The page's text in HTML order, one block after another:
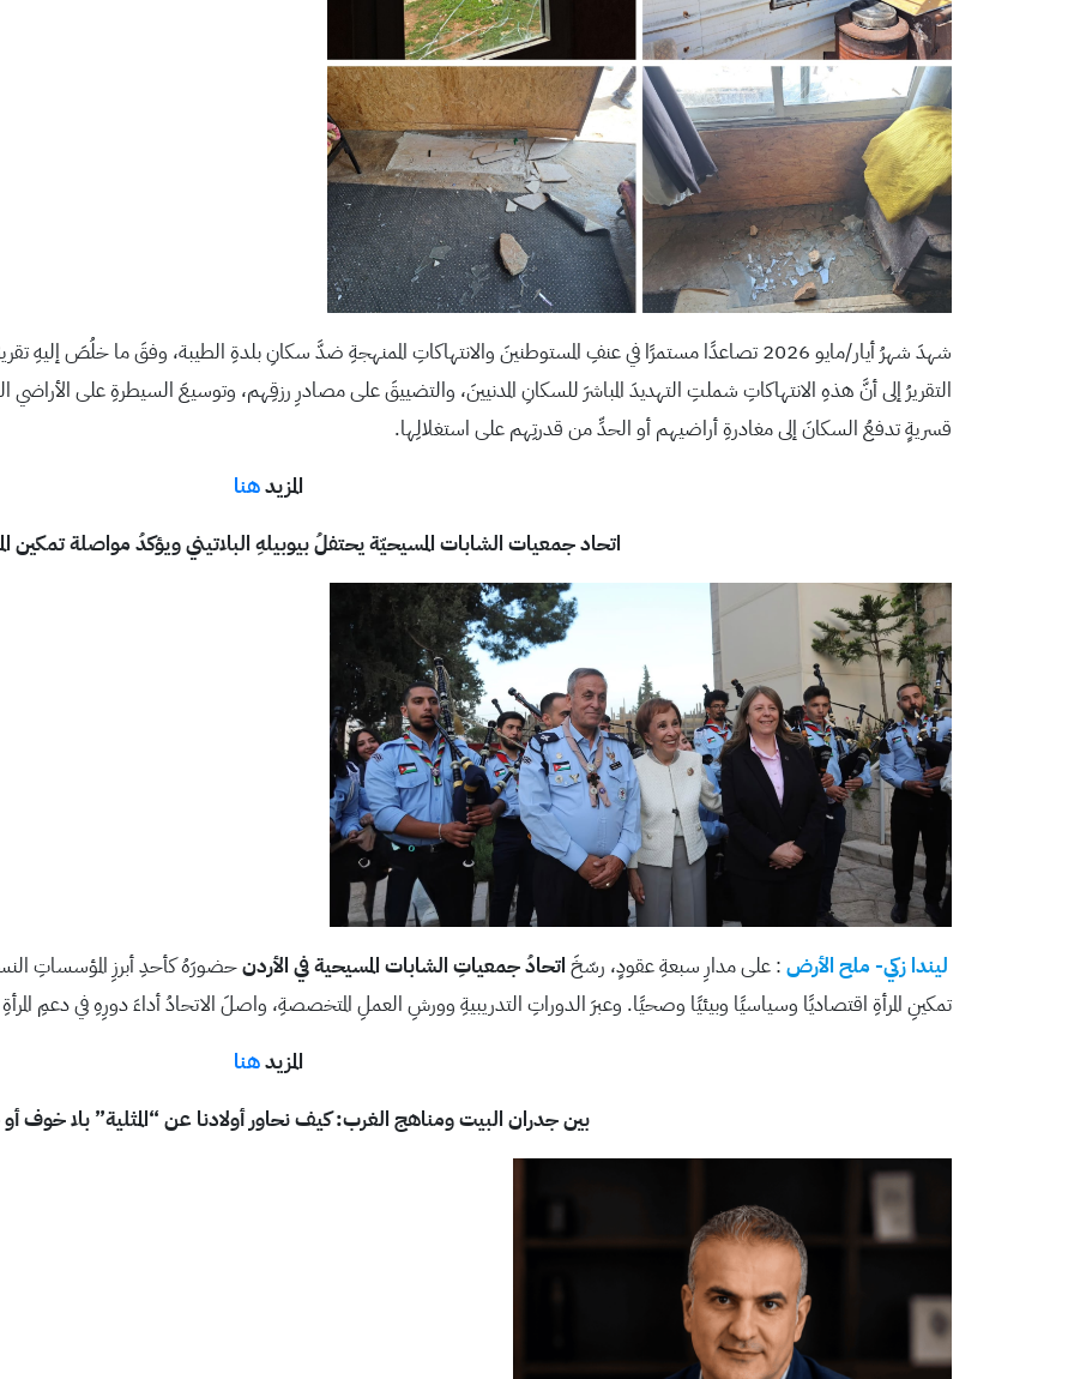
شهدَ شهرُ أيار/مايو 2026 تصاعدًا مستمرًا في عنفِ المستوطنينَ والانتهاكاتِ الممنهجةِ ضدَّ سكانِ بلدةِ الطيبة، وفقَ ما خلُصَ
التقريرُ إلى أنَّ هذهِ الانتهاكاتِ شملتِ التهديدَ المباشرَ للسكانِ المدنيينَ، والتضييقَ على مصادرِ رزقِهم، وتوسيعَ السيطرةِ على
قسريةٍ تدفعُ السكانَ إلى مغادرةِ أراضيهم أو الحدِّ من قدرتِهم على استغلالِها.
المزيدهنا
اتحاد جمعيات الشابات المسيحيّة يحتفلُ بيوبيلهِ البلاتيني ويؤكدُ مواصلة تمكين
ليندا زكي- ملح الأرض : على مدارِ سبعةِ عقودٍ، رسّخَ اتحادُ جمعياتِ الشابات المسيحية في الأردنحضورَهُ كأحدِ أبرزِ المؤسساتِ
تمكينِ المرأةِ اقتصاديًا وسياسيًا وبيئيًا وصحيًا. وعبرَ الدوراتِ التدريبيةِ وورشِ العملِ المتخصصةِ، واصلَ الاتحادُ أداءَ دورِهِ في دعمِ
المزيدهنا
بين جدران البيت ومناهج الغرب: كيف نحاور أولادنا عن “المثلية” بلا خوف